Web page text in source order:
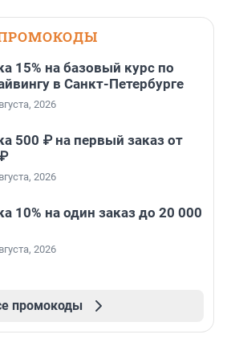
15% на базовый курс по
в Санкт-Петербурге
2026
500 ₽ на первый заказ от
2026
10% на один заказ до 20 000
2026
промокоды